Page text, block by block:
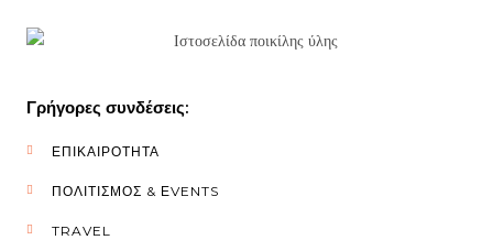
Γρήγορες συνδέσεις:
ΕΠΙΚΑΙΡΟΤΗΤΑ
ΠΟΛΙΤΙΣΜΟΣ & ΕVENTS
TRAVEL